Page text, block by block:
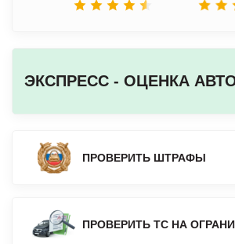
ЭКСПРЕСС - ОЦЕНКА
ПРОВЕРИТЬ ШТРАФЫ
ПРОВЕРИТЬ ТС НА